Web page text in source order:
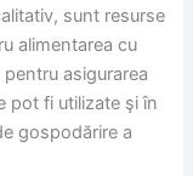
sunt resurse
alimentarea cu
asigurarea
pot fi utilizate şi în
gospodărire a